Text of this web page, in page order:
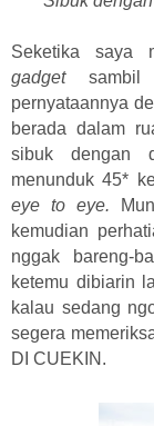
Seketika saya
gadget
pernyataannya
berada dalam
sibuk dengan
menunduk 45*
eye to eye.
kemudian
nggak bareng-
ketemu dibiarin
kalau sedang
segera
DI CUEKIN.